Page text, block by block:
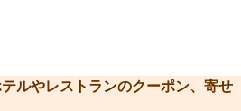
ルやレストランのクーポン、寄せ